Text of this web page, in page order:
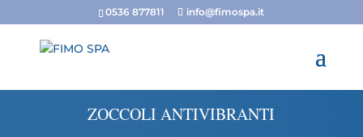
0536 877811 info@fimospa.it
ZOCCOLI ANTIVIBRANTI